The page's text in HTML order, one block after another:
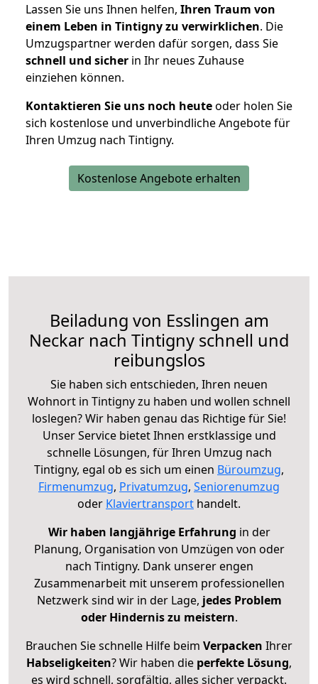
Lassen Sie uns Ihnen helfen, Ihren Traum von
einem Leben in Tintigny zu verwirklichen. Die
Umzugspartner werden dafür sorgen, dass Sie
schnell und sicher in Ihr neues Zuhause
einziehen können.
Kontaktieren Sie uns noch heuteoder holen Sie
sich kostenlose und unverbindliche Angebote für
Ihren Umzug nach Tintigny.
Kostenlose Angebote erhalten
Beiladung von Esslingen am
Neckar nach Tintigny schnell und
reibungslos
Sie haben sich entschieden, Ihren neuen
Wohnort in Tintigny zu haben und wollen schnell
loslegen? Wir haben genau das Richtige für Sie!
Unser Service bietet Ihnen erstklassige und
schnelle Lösungen, für Ihren Umzug nach
Tintigny, egal ob es sich um einen Büroumzug,
Firmenumzug, Privatumzug, Seniorenumzug
oder Klaviertransport handelt.
Wir haben langjährige Erfahrung in der
Planung, Organisation von Umzügen von oder
nach Tintigny. Dank unserer engen
Zusammenarbeit mit unserem professionellen
Netzwerk sind wir in der Lage, jedes Problem
oder Hindernis zu meistern.
Brauchen Sie schnelle Hilfe beim Verpacken Ihrer
Habseligkeiten? Wir haben die perfekte Lösung,
es wird schnell, sorgfältig, alles sicher verpackt.